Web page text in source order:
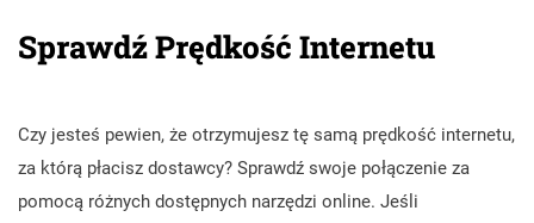
Sprawdź Prędkość Internetu
Czy jesteś pewien, że otrzymujesz tę samą prędkość internetu,
za którą płacisz dostawcy? Sprawdź swoje połączenie za
pomocą różnych dostępnych narzędzi online. Jeśli